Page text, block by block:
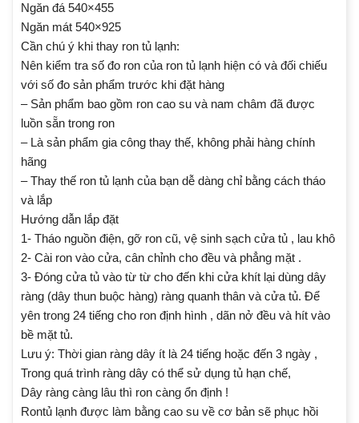
Ngăn đá 540×455
Ngăn mát 540×925
Cần chú ý khi thay ron tủ lạnh:
Nên kiểm tra số đo ron của ron tủ lạnh hiện có và đối chiếu
với số đo sản phẩm trước khi đặt hàng
– Sản phẩm bao gồm ron cao su và nam châm đã được
luồn sẵn trong ron
– Là sản phẩm gia công thay thế, không phải hàng chính
hãng
– Thay thế ron tủ lạnh của bạn dễ dàng chỉ bằng cách tháo
và lắp
Hướng dẫn lắp đặt
1- Tháo nguồn điện, gỡ ron cũ, vệ sinh sạch cửa tủ , lau khô
2- Cài ron vào cửa, cân chỉnh cho đều và phẳng mặt .
3- Đóng cửa tủ vào từ từ cho đến khi cửa khít lại dùng dây
ràng (dây thun buộc hàng) ràng quanh thân và cửa tủ. Để
yên trong 24 tiếng cho ron định hình , dãn nở đều và hít vào
bề mặt tủ.
Lưu ý: Thời gian ràng dây ít là 24 tiếng hoặc đến 3 ngày ,
Trong quá trình ràng dây có thể sử dụng tủ hạn chế,
Dây ràng càng lâu thì ron càng ổn định !
Rontủ lạnh được làm bằng cao su về cơ bản sẽ phục hồi